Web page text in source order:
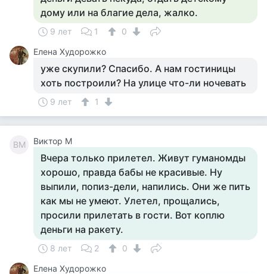
дому или на благие дела, жалко.
9 лет 1
0
Елена Худорожко
уже скупили? Спасибо. А нам гостиницы
хоть построили? На улице что-ли ночевать
9 лет 1
ВМ Виктор М
Вчера только прилетел. Живут гуманомды
хорошо, правда бабы не красивые. Ну
выпили, попиз-дели, напились. Они же пить
как мы не умеют. Улетел, прощались,
просили прилетать в гости. Вот коплю
деньги на ракету.
8 лет 2
0
Елена Худорожко